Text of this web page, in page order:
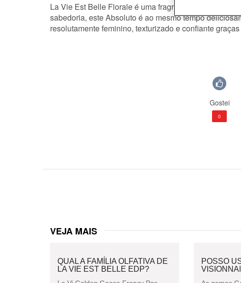
La Vie Est Belle Florale é uma fragrância almiscara
sabedoria, este Absoluto é ao mesmo tempo
resolutamente feminino, texturizado e confiante
Gostei
0
VEJA MAIS
QUAL A FAMÍLIA OLFATIVA DE
LA VIE EST BELLE EDP?
POSSO